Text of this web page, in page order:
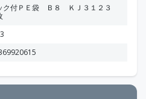
ク付ＰＥ袋 Ｂ８ ＫＪ３１２３